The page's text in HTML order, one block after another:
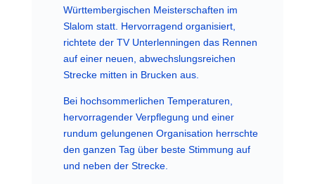
Württembergischen Meisterschaften im
Slalom statt. Hervorragend organisiert,
richtete der TV Unterlenningen das Rennen
auf einer neuen, abwechslungsreichen
Strecke mitten in Brucken aus.
Bei hochsommerlichen Temperaturen,
hervorragender Verpflegung und einer
rundum gelungenen Organisation herrschte
den ganzen Tag über beste Stimmung auf
und neben der Strecke.